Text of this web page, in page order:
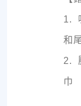
1.
和
2.
巾